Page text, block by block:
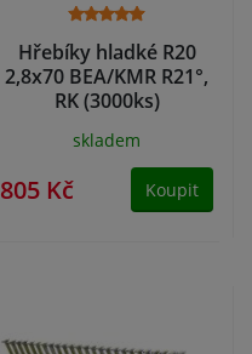
Hřebíky hladké R20
2,8x70 BEA/KMR R21°,
RK (3000ks)
skladem
805 Kč Koupit